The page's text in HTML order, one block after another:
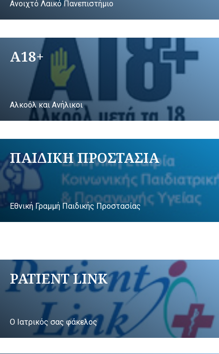
Ανοιχτό Λαικό Πανεπιστήμιο
A18+
Αλκοόλ και Ανήλικοι
ΠΑΙΔΙΚΗ ΠΡΟΣΤΑΣΙΑ
Εθνική Γραμμή Παιδικής Προστασίας
PATIENT LINK
Ο Ιατρικός σας φάκελος